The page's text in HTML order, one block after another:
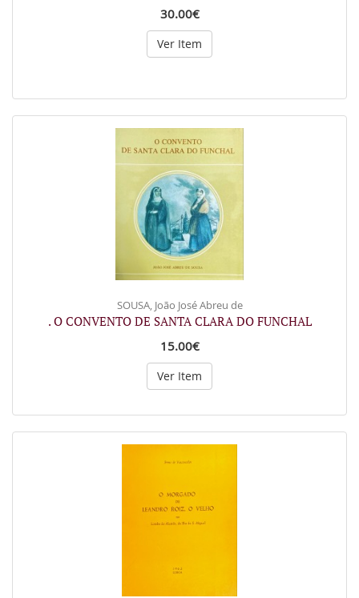
30.00€
Ver Item
SOUSA, João José Abreu de
. O CONVENTO DE SANTA CLARA DO FUNCHAL
15.00€
Ver Item